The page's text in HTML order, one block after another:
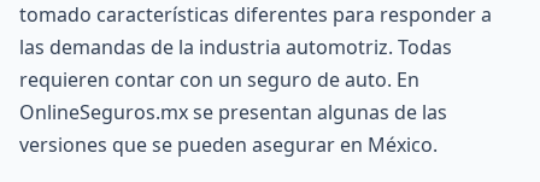
tomado características diferentes para responder a
las demandas de la industria automotriz. Todas
requieren contar con un seguro de auto. En
OnlineSeguros.mx se presentan algunas de las
versiones que se pueden asegurar en México.